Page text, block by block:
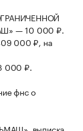
— 10 000 ₽.
000 ₽, на
000 ₽.
фнс о